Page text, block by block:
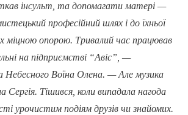
інсульт, та допомагати матері —
професійний шлях і до їхньої
міцною опорою. Тривалий час працював
на підприємстві “Авіс”, —
Небесного Воїна Олена. — Але музика
Сергія. Тішився, коли випадала нагода
урочистим подіям друзів чи знайомих.